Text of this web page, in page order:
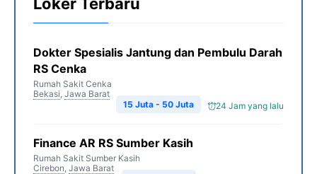
Dokter Spesialis Jantung dan Pembulu Darah
RS Cenka
Rumah Sakit Cenka
Bekasi, Jawa Barat
24 Jam yang lalu
15 Juta - 50 Juta
Finance AR RS Sumber Kasih
Rumah Sakit Sumber Kasih
Cirebon, Jawa Barat